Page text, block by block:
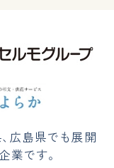
、 広島県でも展開
業です。